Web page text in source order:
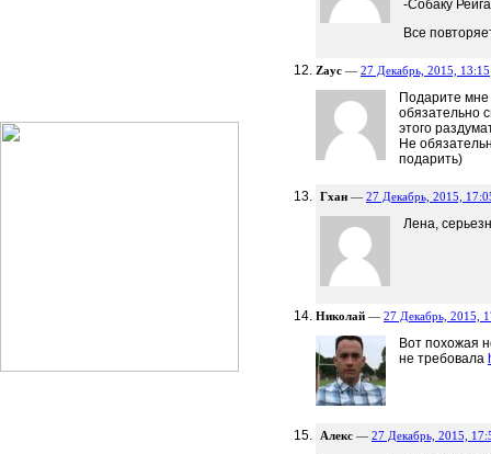
-Собаку
Все
Zayc — 27 Декабрь, 2015, 13:15
Подарите мне
обязательно
этого
Не
подарить)
Гхан — 27 Декабрь, 2015,
Лена,
Николай — 27 Декабрь, 2015,
Вот похожая
не требовала
Алекс — 27 Декабрь, 2015,